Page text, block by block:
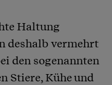
Haltung
deshalb vermehrt
den sogenannten
Stiere, Kühe und